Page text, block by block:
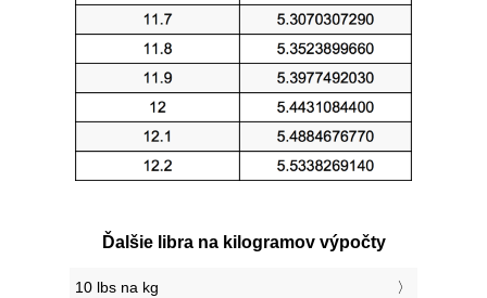
Ďalšie libra na kilogramov výpočty
10 lbs na kg